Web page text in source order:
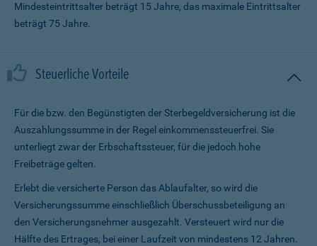
Mindesteintrittsalter beträgt 15 Jahre, das maximale Eintrittsalter
beträgt 75 Jahre.
Steuerliche Vorteile
Für die bzw. den Begünstigten der Sterbegeldversicherung ist die
Auszahlungssumme in der Regel einkommenssteuerfrei. Sie
unterliegt zwar der Erbschaftssteuer, für die jedoch hohe
Freibeträge gelten.
Erlebt die versicherte Person das Ablaufalter, so wird die
Versicherungssumme ein­schließlich Überschussbeteiligung an
den Versicherungsnehmer ausgezahlt. Versteuert wird nur die
Hälfte des Ertrages, bei einer Laufzeit von mindestens 12 Jahren.